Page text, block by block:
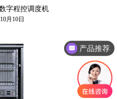
字程控调度机
月10日
产品推荐